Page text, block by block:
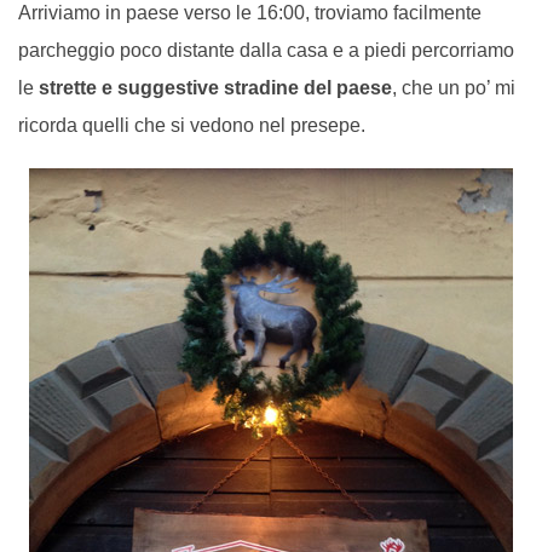
Arriviamo in paese verso le 16:00, troviamo facilmente
parcheggio poco distante dalla casa e a piedi percorriamo
le strette e suggestive stradine del paese, che un po’ mi
ricorda quelli che si vedono nel presepe.